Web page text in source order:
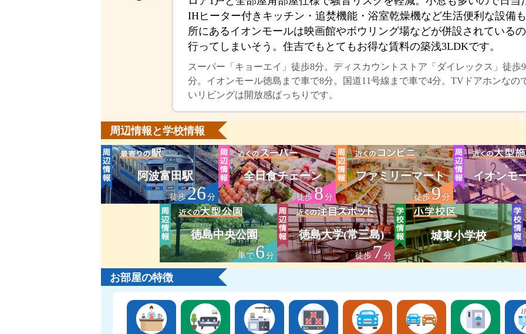
IHヒーター付きキッチン・追焚機能・浴室乾燥機など生活便利な設備
所にあるイオンモールは映画館やボウリング場などが併設されている
行ってしまいそう。住吉でもとてもお得な賃料の築浅3LDKです。
スーパー「キョーエイ」徒歩8分。ディスカウントストア「ダイレックス」徒歩
分。イオンモール徳島まで車で8分。国道11号線まで車で4分。TVドアホンなの
いリビングは開放感ばっちりです。
周辺情報と学校情報
阿波富田駅
徒歩26分
全日食チェーン
徒歩8分
ファミリーマート
徒歩9分
イオンモ
徳島中央公園
車で6分
徳島大学(常三島)
徒歩7分
城東小学校
お部屋の特徴